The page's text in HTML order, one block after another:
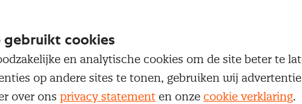
Werkgevers die de NOW aanvragen, worden verplicht
stimuleren om aan bij- en omscholing te gaan doen,
kunnen aanpassen aan de nieuwe economische
aanvraag van de NOW 2.0 een verklaring over af. Om
gebruikt cookies
en analytische cookies om de site beter te
op andere sites te tonen, gebruiken wij
over ons privacy statement en onze cookie verklaring.